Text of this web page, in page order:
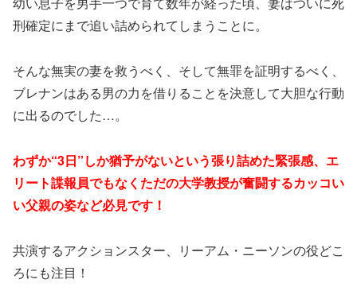
刑確定にまで追い詰められてしまうことに。
そんな無実の妻を救うべく、そして無罪を証明するべく、
ブレナンはある男の力を借りることを決意して大胆な行動
に出るのでした…。
わずか“3日”しか猶予がないという張り詰めた緊張感、エ
リート諜報員でもなくただの大学教授が奮闘するカッコい
い父親の姿など必見です！
共演するアクションスター、リーアム・ニーソンの役どこ
ろにも注目！